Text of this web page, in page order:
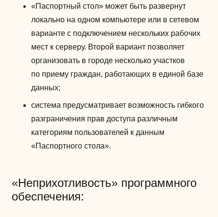
«Паспортный стол» может быть развернут
локально на одном компьютере или в сетевом
варианте с подключением нескольких рабочих
мест к серверу. Второй вариант позволяет
организовать в городе несколько участков
по приему граждан, работающих в единой базе
данных;
система предусматривает возможность гибкого
разграничения прав доступа различным
категориям пользователей к данным
«Паспортного стола».
«Неприхотливость» программного
обеспечения: